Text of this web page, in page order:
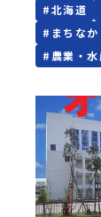
#北海道
# まちなか
# 農業・